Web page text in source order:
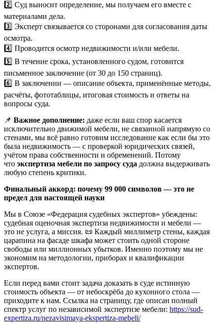
2️⃣ Суд выносит определение, мы получаем его вместе с
материалами дела.
3️⃣ Эксперт связывается со сторонами для согласования даты
осмотра.
4️⃣ Проводится осмотр недвижимости и/или мебели.
5️⃣ В течение срока, установленного судом, готовится
письменное заключение (от 30 до 150 страниц).
6️⃣ В заключении — описание объекта, применённые методы,
расчёты, фототаблицы, итоговая стоимость и ответы на
вопросы суда.
📌 Важное дополнение: даже если ваш спор касается
исключительно движимой мебели, не связанной напрямую со
стенами, мы всё равно готовим исследование как если бы это
была недвижимость — с проверкой юридических связей,
учётом права собственности и обременений. Потому
что экспертиза мебели по запросу суда должна выдерживать
любую степень критики.
Финальный аккорд: почему 99 000 символов — это не
предел для настоящей науки
Мы в Союзе «Федерация судебных экспертов» убеждены:
судебная оценочная экспертиза недвижимости и мебели —
это не услуга, а миссия. 📜 Каждый миллиметр стены, каждая
царапина на фасаде шкафа может стоить одной стороне
свободы или миллионных убытков. Именно поэтому мы не
экономим на методологии, приборах и квалификации
экспертов.
Если перед вами стоит задача доказать в суде истинную
стоимость объекта — от небоскрёба до кухонного стола —
приходите к нам. Ссылка на страницу, где описан полный
спектр услуг по независимой экспертизе мебели: https://sud-
expertiza.ru/nezavisimaya-ekspertiza-mebeli/